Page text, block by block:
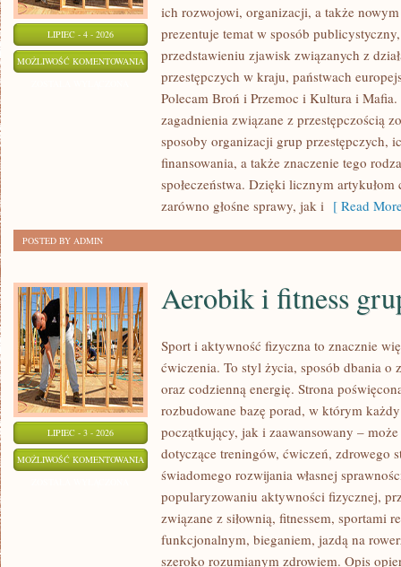
LIPIEC - 4 - 2026
MOŻLIWOŚĆ KOMENTOWANIA KARTELE
NARKOTYKOWE
ich rozwojowi, organizacji, a także
prezentuje temat w sposób
przedstawieniu zjawisk związanych z
przestępczych w kraju, państwach
Polecam Broń i Przemoc i Kultura i
zagadnienia związane z przestępczością
sposoby organizacji grup przestępczych,
finansowania, a także znaczenie tego
społeczeństwa. Dzięki licznym
zarówno głośne sprawy, jak i [ Read
POSTED BY ADMIN
LIPIEC - 3 - 2026
MOŻLIWOŚĆ KOMENTOWANIA AEROBIK
FITNESS
GRUPOWY
Aerobik i fitness
Sport i aktywność fizyczna to znacznie
ćwiczenia. To styl życia, sposób dbania o
oraz codzienną energię. Strona
rozbudowane bazę porad, w którym
początkujący, jak i zaawansowany –
dotyczące treningów, ćwiczeń, zdrowego
świadomego rozwijania własnej
popularyzowaniu aktywności fizycznej,
związane z siłownią, fitnessem, sportami
funkcjonalnym, bieganiem, jazdą na
szeroko rozumianym zdrowiem. Opis